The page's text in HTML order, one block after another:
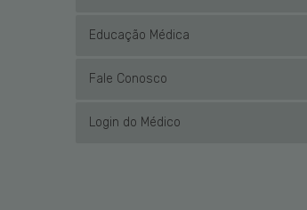
Educação Médica
Fale Conosco
Login do Médico